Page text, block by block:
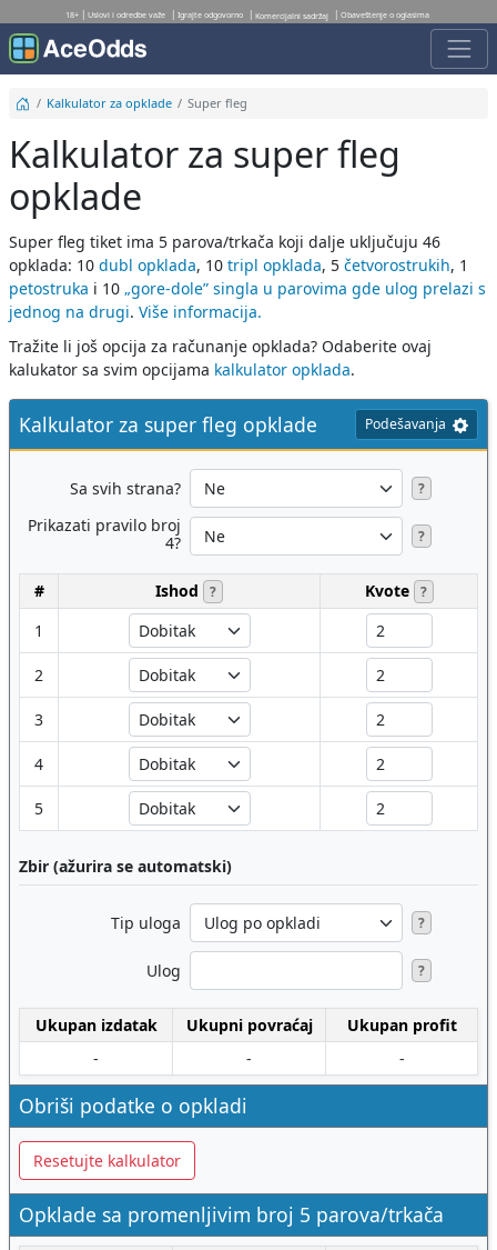
18+ Uslovi i odredbe važe Igrajte odgovorno Komercijalni sadržaj Obaveštenje o oglasima
Kalkulator za opklade Super fleg
Kalkulator za super fleg
opklade
Super fleg tiket ima 5 parova/trkača koji dalje uključuju 46
opklada: 10 dubl opklada, 10 tripl opklada, 5 četvorostrukih, 1
petostruka i 10 „gore-dole” singla u parovima gde ulog prelazi s
jednog na drugi. Više informacija.
Tražite li još opcija za računanje opklada? Odaberite ovaj
kalukator sa svim opcijama kalkulator opklada.
Kalkulator za super fleg opklade Podešavanja
Sa svih strana? ?
Prikazati pravilo broj
4?
?
# Ishod ? Kvote ?
1
2
3
4
5
Zbir (ažurira se automatski)
Tip uloga ?
Ulog ?
Ukupan izdatak Ukupni povraćaj
Ukupan profit
-
- -
Obriši podatke o opkladi
Resetujte kalkulator
Opklade sa promenljivim broj 5 parova/trkača